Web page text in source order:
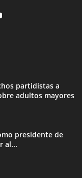
partidistas a
adultos mayores
presidente de
al...